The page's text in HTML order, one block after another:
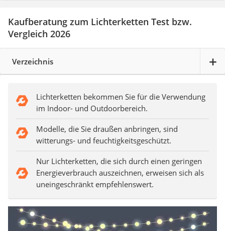
Kaufberatung zum Lichterketten Test bzw.
Vergleich 2026
Verzeichnis
Lichterketten bekommen Sie für die Verwendung
im Indoor- und Outdoorbereich.
Modelle, die Sie draußen anbringen, sind
witterungs- und feuchtigkeitsgeschützt.
Nur Lichterketten, die sich durch einen geringen
Energieverbrauch auszeichnen, erweisen sich als
uneingeschränkt empfehlenswert.